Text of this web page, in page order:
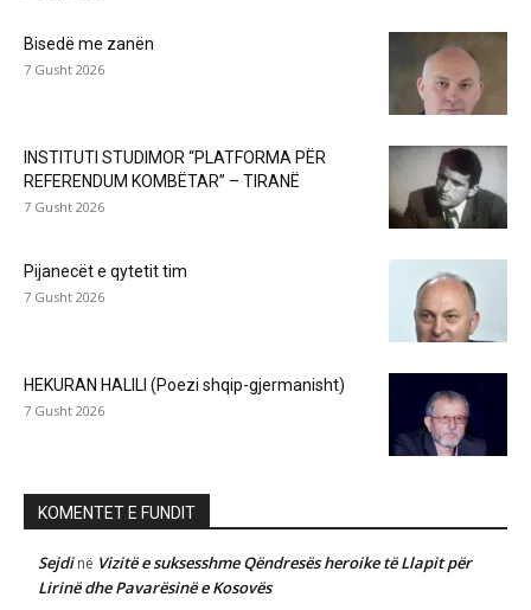
Bisedë me zanën
7 Gusht 2026
INSTITUTI STUDIMOR “PLATFORMA PËR
REFERENDUM KOMBËTAR” – TIRANË
7 Gusht 2026
Pijanecët e qytetit tim
7 Gusht 2026
HEKURAN HALILI (Poezi shqip-gjermanisht)
7 Gusht 2026
KOMENTET E FUNDIT
Sejdinë Vizitë e suksesshme Qëndresës heroike të Llapit për
Lirinë dhe Pavarësinë e Kosovës